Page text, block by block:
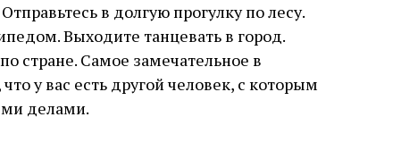
в долгую прогулку по лесу.
Выходите танцевать в город.
стране. Самое замечательное в
у вас есть другой человек, с которым
делами.